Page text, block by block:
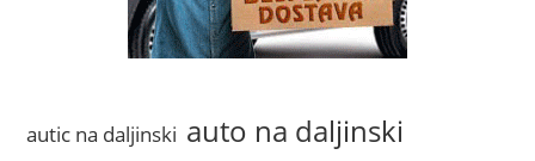
autic na daljinski auto na daljinski